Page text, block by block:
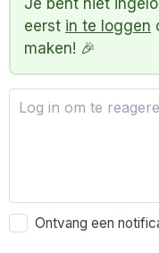
eerst in te loggen
maken! 🎉
Ontvang een